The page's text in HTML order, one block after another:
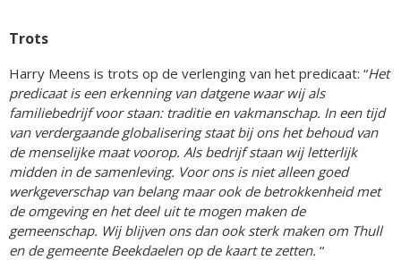
Trots
Harry Meens is trots op de verlenging van het predicaat: “Het
predicaat is een erkenning van datgene waar wij als
familiebedrijf voor staan: traditie en vakmanschap. In een tijd
van verdergaande globalisering staat bij ons het behoud van
de menselijke maat voorop. Als bedrijf staan wij letterlijk
midden in de samenleving. Voor ons is niet alleen goed
werkgeverschap van belang maar ook de betrokkenheid met
de omgeving en het deel uit te mogen maken de
gemeenschap. Wij blijven ons dan ook sterk maken om Thull
en de gemeente Beekdaelen op de kaart te zetten. “